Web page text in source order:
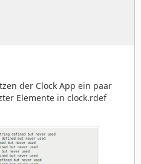
der Clock App ein paar
Elemente in clock.rdef